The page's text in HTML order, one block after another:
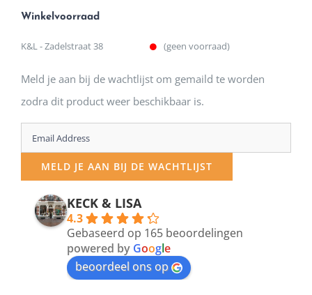
Winkelvoorraad
K&L - Zadelstraat 38 (geen voorraad)
Meld je aan bij de wachtlijst om gemaild te worden
zodra dit product weer beschikbaar is.
Enter
your
email
address
MELD JE AAN BIJ DE WACHTLIJST
KECK & LISA
4.3
Gebaseerd op 165 beoordelingen
powered by Google
beoordeel ons op